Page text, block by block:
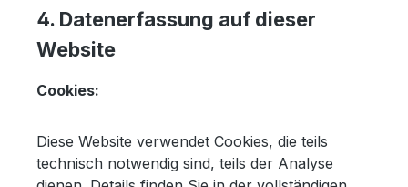
4. Datenerfassung auf dieser
Website
Cookies:
Diese Website verwendet Cookies, die teils
technisch notwendig sind, teils der Analyse